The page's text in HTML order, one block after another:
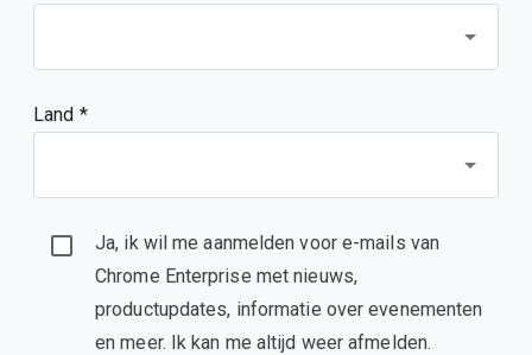
Land *
Ja, ik wil me aanmelden voor e-mails van
Chrome Enterprise met nieuws,
productupdates, informatie over evenementen
en meer. Ik kan me altijd weer afmelden.